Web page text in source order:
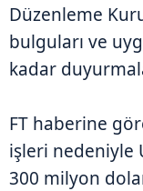
Düzenleme
bulguları ve
kadar
FT haberine
işleri nedeniyle
300 milyon